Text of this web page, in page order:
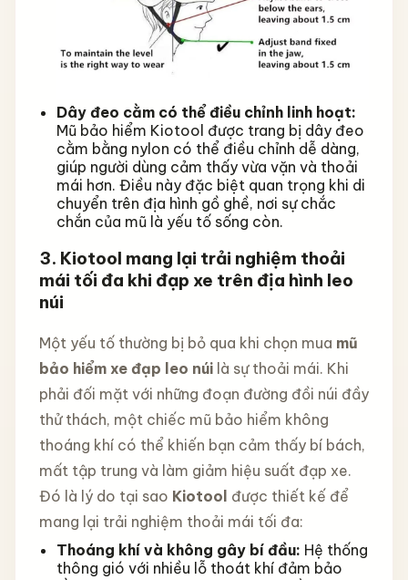
Dây đeo cằm có thể điều chỉnh linh hoạt:
Mũ bảo hiểm Kiotool được trang bị dây đeo
cằm bằng nylon có thể điều chỉnh dễ dàng,
giúp người dùng cảm thấy vừa vặn và thoải
mái hơn. Điều này đặc biệt quan trọng khi di
chuyển trên địa hình gồ ghề, nơi sự chắc
chắn của mũ là yếu tố sống còn.
3. Kiotool mang lại trải nghiệm thoải
mái tối đa khi đạp xe trên địa hình leo
núi
Một yếu tố thường bị bỏ qua khi chọn mua mũ
bảo hiểm xe đạp leo núilà sự thoải mái. Khi
phải đối mặt với những đoạn đường đồi núi đầy
thử thách, một chiếc mũ bảo hiểm không
thoáng khí có thể khiến bạn cảm thấy bí bách,
mất tập trung và làm giảm hiệu suất đạp xe.
Đó là lý do tại sao Kiotool được thiết kế để
mang lại trải nghiệm thoải mái tối đa:
Thoáng khí và không gây bí đầu: Hệ thống
thông gió với nhiều lỗ thoát khí đảm bảo